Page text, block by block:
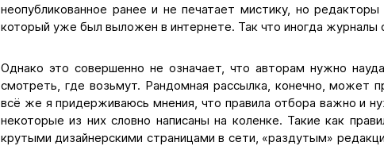
неопубликованное ранее и не печатает мистику, но
который уже был выложен в интернете. Так что иногда журналы
Однако это совершенно не означает, что авторам нужно
смотреть, где возьмут. Рандомная рассылка, конечно, может
всё же я придерживаюсь мнения, что правила отбора важно и
некоторые из них словно написаны на коленке. Такие как
крутыми дизайнерскими страницами в сети, «раздутым»